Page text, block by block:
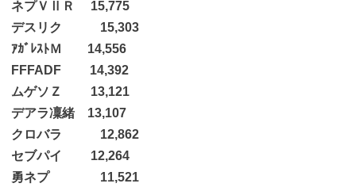
ネプＶⅡＲ 15,775
デスリク 15,303
ｱｶﾞﾚｽﾄＭ 14,556
FFFADF 14,392
ムゲソＺ 13,121
デアラ凜緒 13,107
クロバラ 12,862
セブパイ 12,264
勇ネプ 11,521